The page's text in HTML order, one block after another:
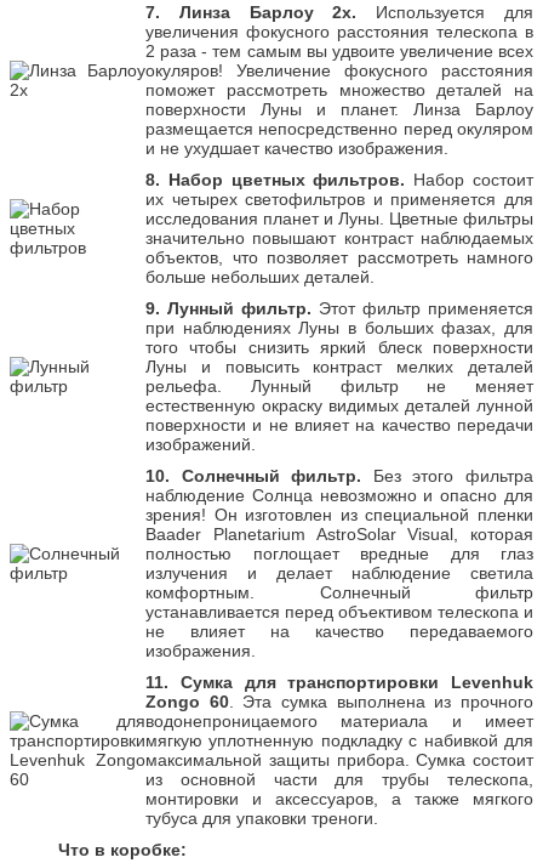
7. Линза Барлоу 2х. Используется для
увеличения фокусного расстояния телескопа в
2 раза - тем самым вы удвоите увеличение всех
окуляров! Увеличение фокусного расстояния
поможет рассмотреть множество деталей на
поверхности Луны и планет. Линза Барлоу
размещается непосредственно перед окуляром
и не ухудшает качество изображения.
8. Набор цветных фильтров. Набор состоит
их четырех светофильтров и применяется для
исследования планет и Луны. Цветные фильтры
значительно повышают контраст наблюдаемых
объектов, что позволяет рассмотреть намного
больше небольших деталей.
9. Лунный фильтр. Этот фильтр применяется
при наблюдениях Луны в больших фазах, для
того чтобы снизить яркий блеск поверхности
Луны и повысить контраст мелких деталей
рельефа. Лунный фильтр не меняет
естественную окраску видимых деталей лунной
поверхности и не влияет на качество передачи
изображений.
10. Солнечный фильтр. Без этого фильтра
наблюдение Солнца невозможно и опасно для
зрения! Он изготовлен из специальной пленки
Baader Planetarium AstroSolar Visual, которая
полностью поглощает вредные для глаз
излучения и делает наблюдение светила
комфортным. Солнечный фильтр
устанавливается перед объективом телескопа и
не влияет на качество передаваемого
изображения.
11. Сумка для транспортировки Levenhuk
Zongo 60. Эта сумка выполнена из прочного
водонепроницаемого материала и имеет
мягкую уплотненную подкладку с набивкой для
максимальной защиты прибора. Сумка состоит
из основной части для трубы телескопа,
монтировки и аксессуаров, а также мягкого
тубуса для упаковки треноги.
Что в коробке: